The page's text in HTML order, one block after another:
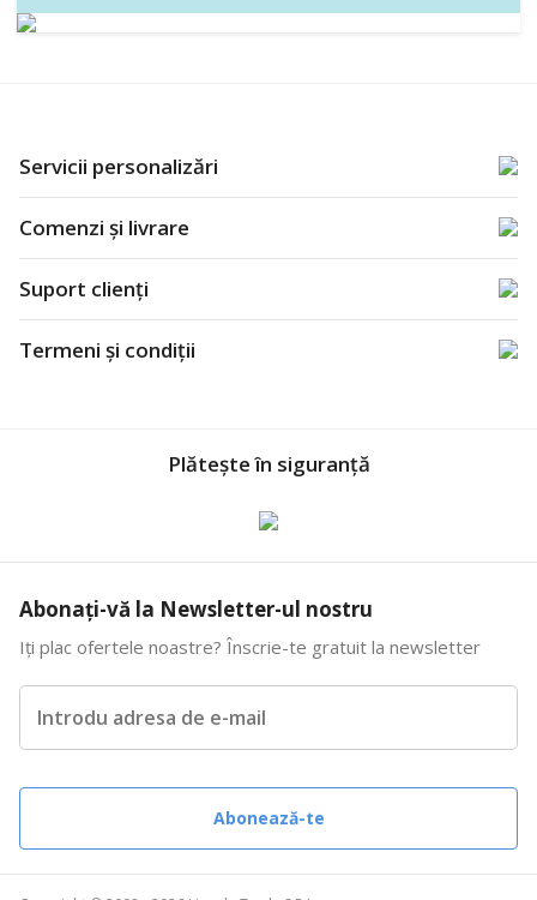
Servicii personalizări
Comenzi și livrare
Suport clienți
Termeni și condiții
Plătește în siguranță
Abonați-vă la Newsletter-ul nostru
Iți plac ofertele noastre? Înscrie-te gratuit la newsletter
Introdu adresa de e-mail
Abonează-te